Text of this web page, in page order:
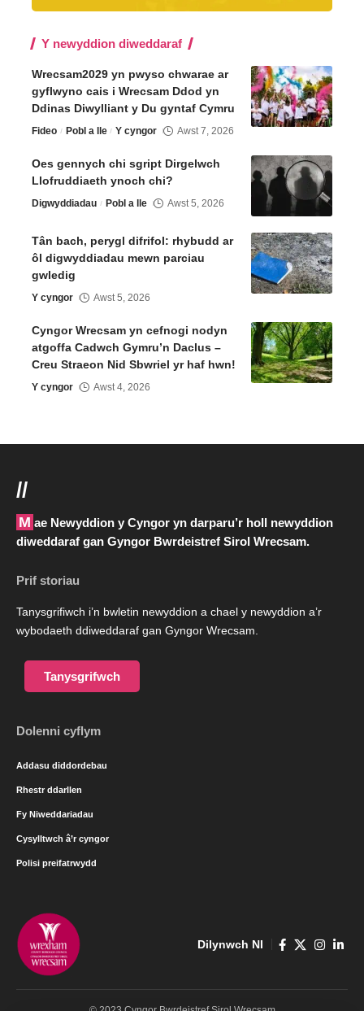
Y newyddion diweddaraf
Wrecsam2029 yn pwyso chwarae ar
gyflwyno cais i Wrecsam Ddod yn
Ddinas Diwylliant y Du gyntaf Cymru
Fideo Pobl a lle Y cyngor Awst 7, 2026
Oes gennych chi sgript Dirgelwch
Llofruddiaeth ynoch chi?
Digwyddiadau Pobl a lle Awst 5, 2026
Tân bach, perygl difrifol: rhybudd ar
ôl digwyddiadau mewn parciau
gwledig
Y cyngor Awst 5, 2026
Cyngor Wrecsam yn cefnogi nodyn
atgoffa Cadwch Gymru’n Daclus –
Creu Straeon Nid Sbwriel yr haf hwn!
Y cyngor Awst 4, 2026
//
Mae Newyddion y Cyngor yn darparu’r holl newyddion
diweddaraf gan Gyngor Bwrdeistref Sirol Wrecsam.
Prif storiau
Tanysgrifiwch i’n bwletin newyddion a chael y newyddion a’r
wybodaeth ddiweddaraf gan Gyngor Wrecsam.
Tanysgrifwch
Dolenni cyflym
Addasu diddordebau
Rhestr ddarllen
Fy Niweddariadau
Cysylltwch â’r cyngor
Polisi preifatrwydd
Dilynwch NI